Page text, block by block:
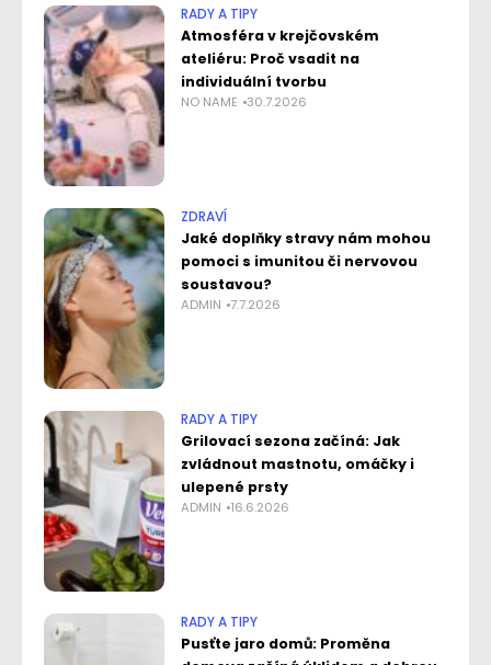
RADY A TIPY
Atmosféra v krejčovském
ateliéru: Proč vsadit na
individuální tvorbu
NO NAME 30.7.2026
ZDRAVÍ
Jaké doplňky stravy nám mohou
pomoci s imunitou či nervovou
soustavou?
ADMIN 7.7.2026
RADY A TIPY
Grilovací sezona začíná: Jak
zvládnout mastnotu, omáčky i
ulepené prsty
ADMIN 16.6.2026
RADY A TIPY
Pusťte jaro domů: Proměna